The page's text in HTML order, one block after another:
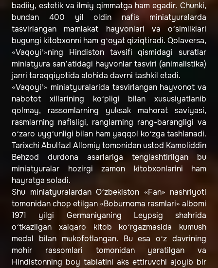
badiiy, estetik va ilmiy qimmatga ham egadir. Chunki,
bundan 400 yil oldin nafis miniatyuralarda
tasvirlangan mamlakat hayvonlari va o‘simliklari
bugungi kitobxonni ham g‘oyat qiziqtiradi. Qolaversa,
«Vaqoyi’»ning Hindiston tavsifi qismidagi suratlar
miniatyura san’atidagi hayvonlar tasviri (animalistika)
janri taraqqiyotida alohida davrni tashkil etadi.
«Vaqoyi’» miniatyuralarida tasvirlangan hayvonot va
nabotot xillarining ko‘pligi bilan xususiyatlanib
qolmay, rassomlarning yuksak mahorat saviyasi,
rasmlarning nafisligi, ranglarning rang-barangligi va
o‘zaro uyg‘unligi bilan ham yaqqol ko‘zga tashlanadi.
Tarixchi Abulfazl Allomiy tomonidan ustod Kamoliddin
Behzod durdona asarlariga tenglashtirilgan bu
miniatyuralar hozirgi zamon kitobxonlarini ham
hayratga soladi.
Shu miniatyuralardan O‘zbekiston «Fan» nashriyoti
tomonidan chop etilgan «Boburnoma rasmlari» albomi
1971 yilgi Germaniyaning Leypsig shahrida
o‘tkazilgan xalqaro kitob ko‘rgazmasida kumush
medal bilan mukofotlangan. Bu esa o‘z davrining
mohir rassomlari tomonidan yaratilgan va
Hindistonning boy tabiatini aks ettiruvchi ajoyib bir